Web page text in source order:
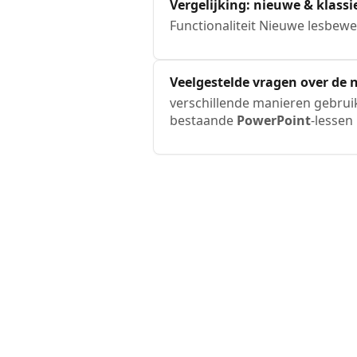
Vergelijking: nieuwe &
Functionaliteit Nieuwe
Veelgestelde vragen over de
verschillende manieren
bestaande PowerPoint-lessen